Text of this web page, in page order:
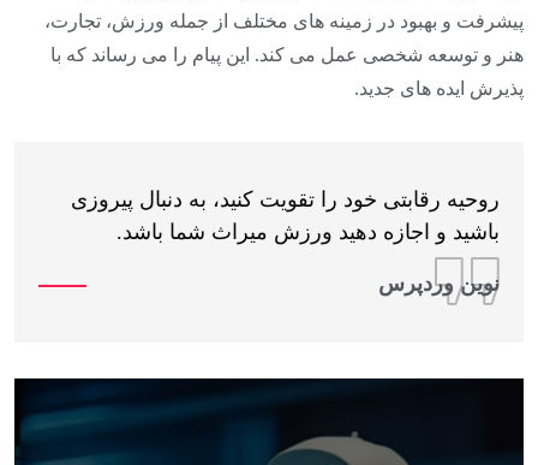
پیشرفت و بهبود در زمینه های مختلف از جمله ورزش، تجارت،
هنر و توسعه شخصی عمل می کند. این پیام را می رساند که با
پذیرش ایده های جدید.
روحیه رقابتی خود را تقویت کنید، به دنبال پیروزی
باشید و اجازه دهید ورزش میراث شما باشد.
نوین وردپرس